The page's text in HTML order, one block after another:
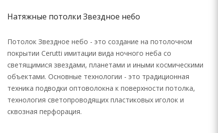
Натяжные потолки Звездное небо
Потолок Звездное небо - это создание на потолочном
покрытии Cerutti имитации вида ночного неба со
светящимися звездами, планетами и иными космическими
объектами. Основные технологии - это традиционная
техника подводки оптоволокна к поверхности потолка,
технология светопроводящих пластиковых иголок и
сквозная перфорация.